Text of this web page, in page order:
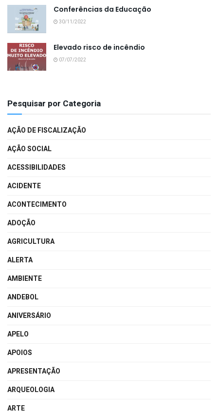
Conferências da Educação
30/11/2022
Elevado risco de incêndio
07/07/2022
Pesquisar por Categoria
AÇÃO DE FISCALIZAÇÃO
AÇÃO SOCIAL
ACESSIBILIDADES
ACIDENTE
ACONTECIMENTO
ADOÇÃO
AGRICULTURA
ALERTA
AMBIENTE
ANDEBOL
ANIVERSÁRIO
APELO
APOIOS
APRESENTAÇÃO
ARQUEOLOGIA
ARTE